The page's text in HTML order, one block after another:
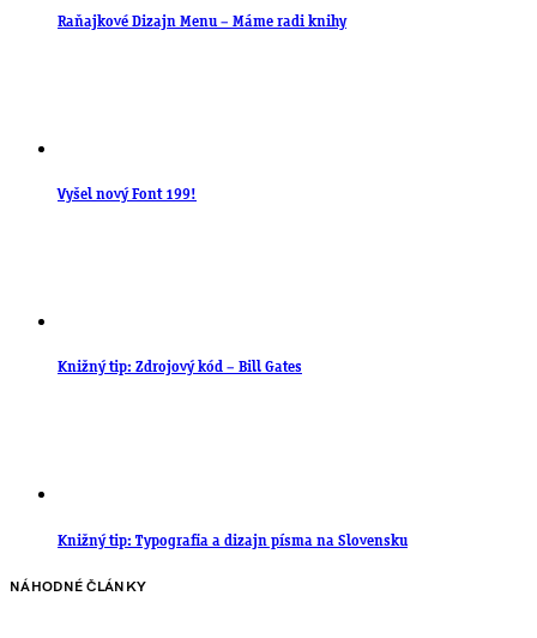
Raňajkové Dizajn Menu – Máme radi knihy
Vyšel nový Font 199!
Knižný tip: Zdrojový kód – Bill Gates
Knižný tip: Typografia a dizajn písma na Slovensku
NÁHODNÉ ČLÁNKY